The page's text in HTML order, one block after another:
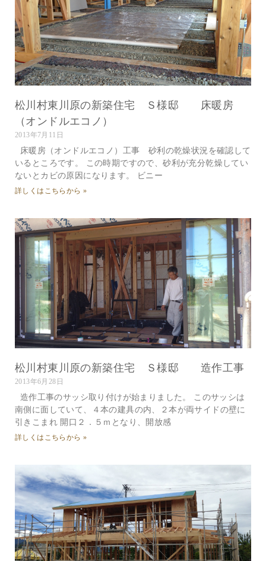
松川村東川原の新築住宅 Ｓ様邸 床暖房
（オンドルエコノ）
2013年7月11日
床暖房（オンドルエコノ）工事 砂利の乾燥状況を確認して
いるところです。 この時期ですので、砂利が充分乾燥してい
ないとカビの原因になります。 ビニー
詳しくはこちらから »
松川村東川原の新築住宅 Ｓ様邸 造作工事
2013年6月28日
造作工事のサッシ取り付けが始まりました。 このサッシは
南側に面していて、４本の建具の内、２本が両サイドの壁に
引きこまれ 開口２．５ｍとなり、開放感
詳しくはこちらから »